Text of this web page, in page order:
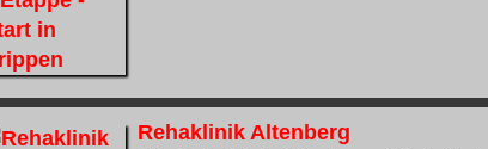
Rehaklinik Altenberg